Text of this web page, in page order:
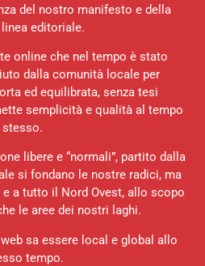
del nostro manifesto e della
editoriale.
online che nel tempo è stato
dalla comunità locale per
ed equilibrata, senza tesi
semplicità e qualità al tempo
stesso.
libere e “normali”, partito dalla
si fondano le nostre radici, ma
a tutto il Nord Ovest, allo scopo
le aree dei nostri laghi.
sa essere local e global allo
tempo.